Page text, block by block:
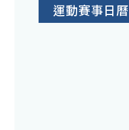
運動賽事日曆